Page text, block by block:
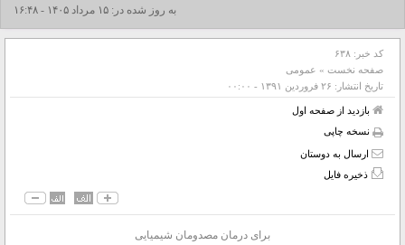
شد+فیلم به روز شده در: ۱۵ مرداد ۱۴۰۵ - ۱۶:۴۸
کد خبر: ۶۳۸
صفحه نخست » عمومی
تاریخ انتشار: ۲۶ فروردين ۱۳۹۱ - ۰۰:۰۰
بازدید از صفحه اول
نسخه چاپی
ارسال به دوستان
ذخیره فایل
برای درمان مصدومان شیمیایی